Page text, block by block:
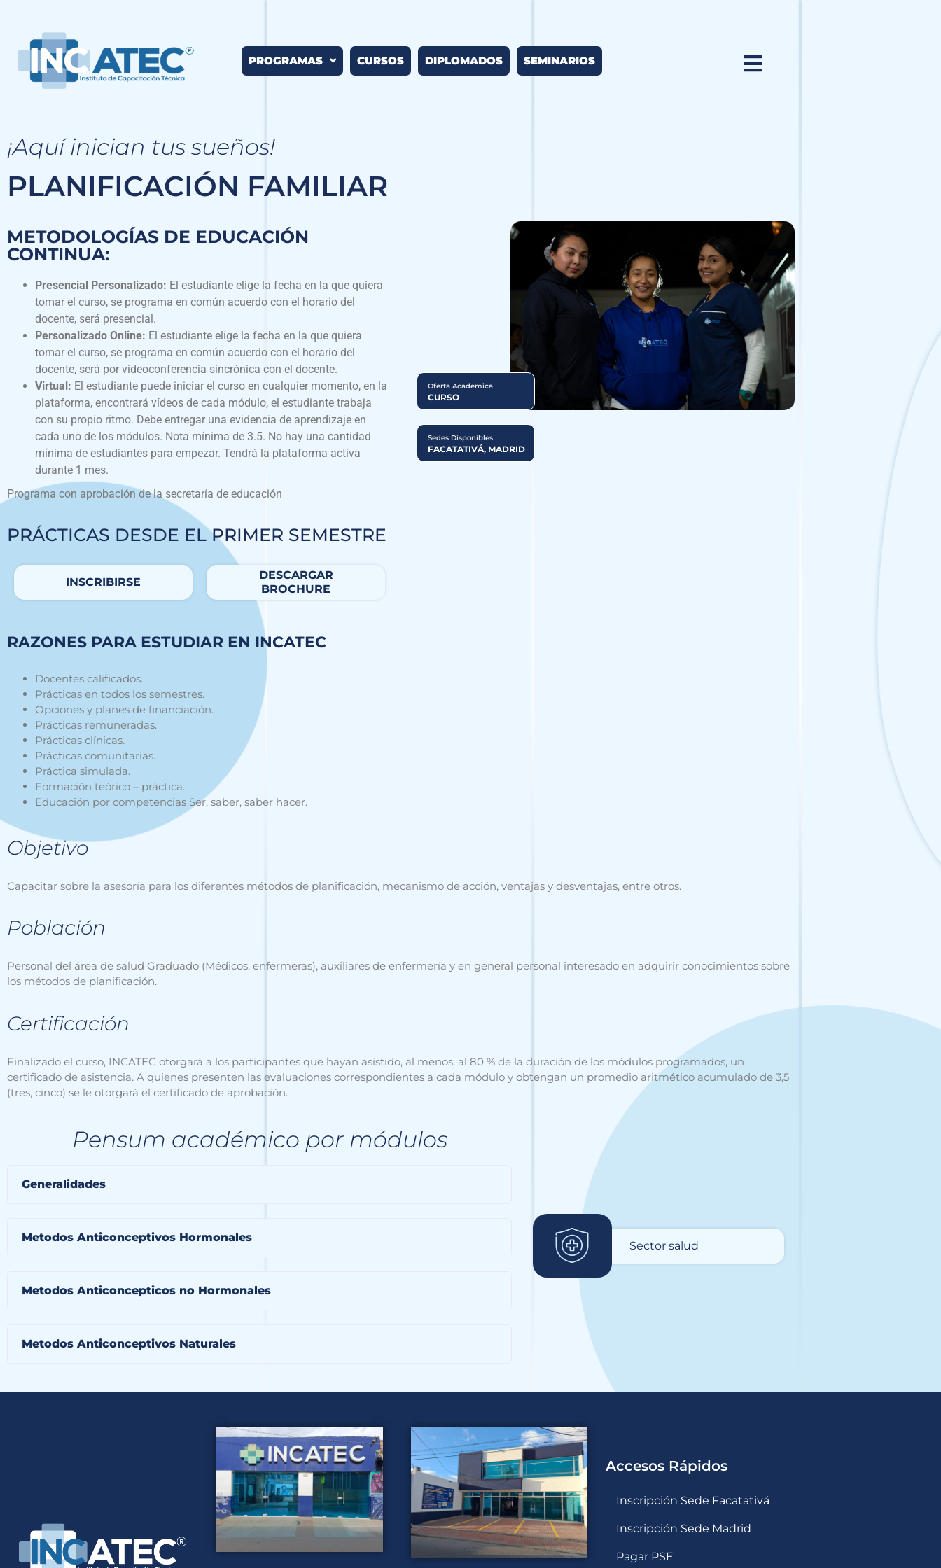
PROGRAMAS CURSOS DIPLOMADOS SEMINARIOS
¡Aquí inician tus sueños!
PLANIFICACIÓN FAMILIAR
METODOLOGÍAS DE EDUCACIÓN
CONTINUA:
Presencial Personalizado: El estudiante elige la fecha en la que quiera
tomar el curso, se programa en común acuerdo con el horario del
docente, será presencial.
Personalizado Online: El estudiante elige la fecha en la que quiera
tomar el curso, se programa en común acuerdo con el horario del
docente, será por videoconferencia sincrónica con el docente.
Virtual: El estudiante puede iniciar el curso en cualquier momento, en la
plataforma, encontrará vídeos de cada módulo, el estudiante trabaja
con su propio ritmo. Debe entregar una evidencia de aprendizaje en
cada uno de los módulos. Nota mínima de 3.5. No hay una cantidad
mínima de estudiantes para empezar. Tendrá la plataforma activa
durante 1 mes.
Programa con aprobación de la secretaría de educación
PRÁCTICAS DESDE EL PRIMER SEMESTRE
INSCRIBIRSE
DESCARGAR
BROCHURE
Oferta Academica
CURSO
Sedes Disponibles
FACATATIVÁ, MADRID
RAZONES PARA ESTUDIAR EN INCATEC
Docentes calificados.
Prácticas en todos los semestres.
Opciones y planes de financiación.
Prácticas remuneradas.
Prácticas clínicas.
Prácticas comunitarias.
Práctica simulada.
Formación teórico – práctica.
Educación por competencias Ser, saber, saber hacer.
Objetivo
Capacitar sobre la asesoría para los diferentes métodos de planificación, mecanismo de acción, ventajas y desventajas, entre otros.
Población
Personal del área de salud Graduado (Médicos, enfermeras), auxiliares de enfermería y en general personal interesado en adquirir conocimientos sobre
los métodos de planificación.
Certificación
Finalizado el curso, INCATEC otorgará a los participantes que hayan asistido, al menos, al 80 % de la duración de los módulos programados, un
certificado de asistencia. A quienes presenten las evaluaciones correspondientes a cada módulo y obtengan un promedio aritmético acumulado de 3,5
(tres, cinco) se le otorgará el certificado de aprobación.
Pensum académico por módulos
Generalidades
Metodos Anticonceptivos Hormonales
Metodos Anticoncepticos no Hormonales
Metodos Anticonceptivos Naturales
Sector salud
Accesos Rápidos
Inscripción Sede Facatativá
Inscripción Sede Madrid
Pagar PSE